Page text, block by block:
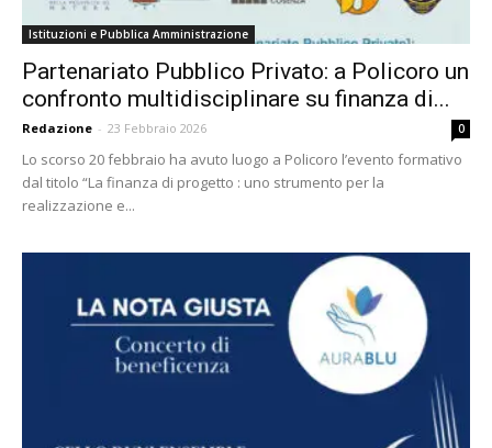
Istituzioni e Pubblica Amministrazione
Partenariato Pubblico Privato: a Policoro un
confronto multidisciplinare su finanza di...
Redazione - 23 Febbraio 2026 0
Lo scorso 20 febbraio ha avuto luogo a Policoro l’evento formativo
dal titolo “La finanza di progetto : uno strumento per la
realizzazione e...